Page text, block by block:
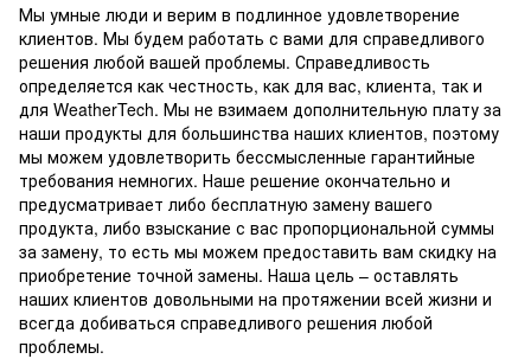
Мы умные люди и верим в подлинное удовлетворение
клиентов. Мы будем работать с вами для справедливого
решения любой вашей проблемы. Справедливость
определяется как честность, как для вас, клиента, так и
для WeatherTech. Мы не взимаем дополнительную плату за
наши продукты для большинства наших клиентов, поэтому
мы можем удовлетворить бессмысленные гарантийные
требования немногих. Наше решение окончательно и
предусматривает либо бесплатную замену вашего
продукта, либо взыскание с вас пропорциональной суммы
за замену, то есть мы можем предоставить вам скидку на
приобретение точной замены. Наша цель – оставлять
наших клиентов довольными на протяжении всей жизни и
всегда добиваться справедливого решения любой
проблемы.